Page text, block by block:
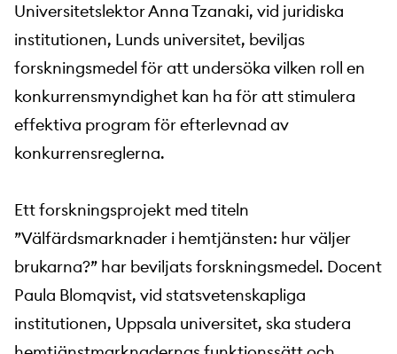
Universitetslektor Anna Tzanaki, vid juridiska
institutionen, Lunds universitet, beviljas
forskningsmedel för att undersöka vilken roll en
konkurrensmyndighet kan ha för att stimulera
effektiva program för efterlevnad av
konkurrensreglerna.
Ett forskningsprojekt med titeln
”Välfärdsmarknader i hemtjänsten: hur väljer
brukarna?” har beviljats forskningsmedel. Docent
Paula Blomqvist, vid statsvetenskapliga
institutionen, Uppsala universitet, ska studera